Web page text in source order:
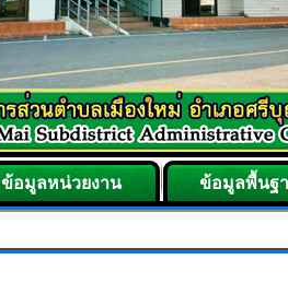
ข้อมูลหน่วยงาน ข้อมูลพื้นฐ